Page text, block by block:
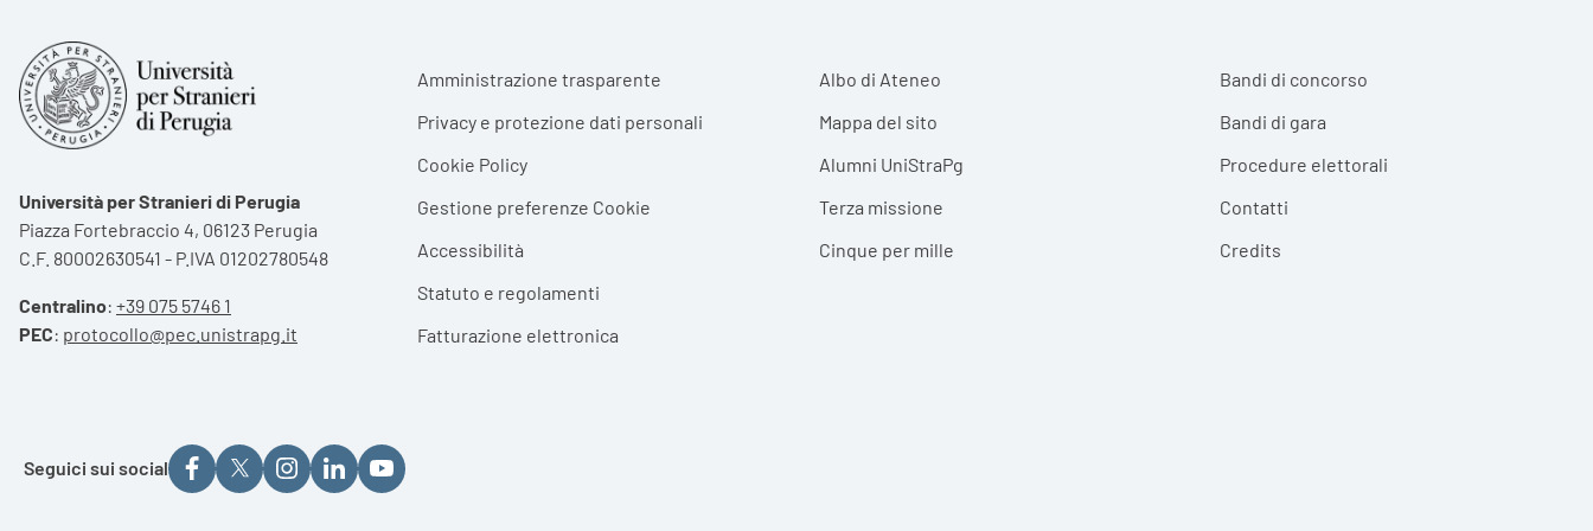
Università per Stranieri di Perugia
Piazza Fortebraccio 4, 06123 Perugia
C.F. 80002630541 - P.IVA 01202780548
Centralino: +39 075 5746 1
PEC: protocollo@pec.unistrapg.it
Footer menu
Amministrazione trasparente
Privacy e protezione dati personali
Cookie Policy
Gestione preferenze Cookie
Accessibilità
Statuto e regolamenti
Fatturazione elettronica
Albo di Ateneo
Mappa del sito
Alumni UniStraPg
Terza missione
Cinque per mille
Bandi di concorso
Bandi di gara
Procedure elettorali
Contatti
Credits
Seguici sui social